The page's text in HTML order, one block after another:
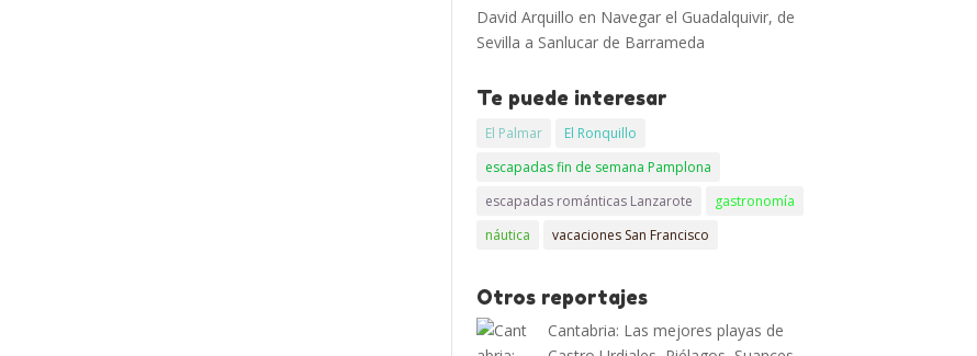
David Arquillo en Navegar el Guadalquivir, de
Sevilla a Sanlucar de Barrameda
Te puede interesar
El Palmar
El Ronquillo
escapadas fin de semana Pamplona
escapadas románticas Lanzarote
gastronomía
náutica
vacaciones San Francisco
Otros reportajes
Cantabria: Las mejores playas de